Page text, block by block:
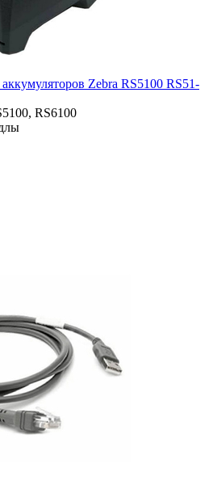
Zebra RS5100 RS51-
RS6100